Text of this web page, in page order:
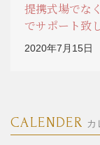
提携式場でな
でサポート致
2020年7月15日
CALENDER カ